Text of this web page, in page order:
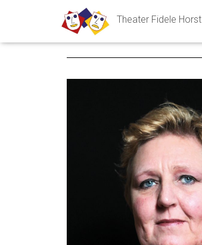
Theater Fidele Horst